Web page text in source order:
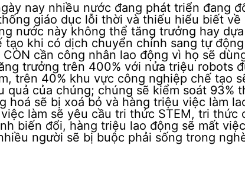
nay nhiều nước đang phát triển đang
giáo dục lỗi thời và thiếu hiểu biết
nước này không thể tăng trưởng hay
khi có dịch chuyển chính sang tự
cần công nhân lao động vì họ sẽ
trưởng trên 400% với nửa triệu robots
trên 40% khu vực công nghiệp chế tạo
quả của chúng; chúng sẽ kiểm soát 93%
hoá sẽ bị xoá bỏ và hàng triệu việc làm
làm sẽ yêu cầu tri thức STEM, tri thức
biến đổi, hàng triệu lao động sẽ mất
người sẽ bị buộc phải sống trong